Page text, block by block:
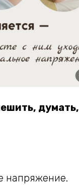
думать,
напряжение.